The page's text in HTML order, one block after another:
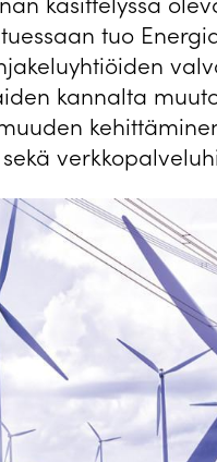
tuo
kannalta
sekä